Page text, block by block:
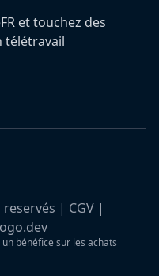
et touchez des
télétravail
reservés | CGV |
bénéfice sur les achats